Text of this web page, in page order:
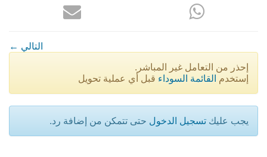
← التالي
إحذر من التعامل غير المباشر.
إستخدم القائمة السوداء قبل أي عملية تحويل
يجب عليك تسجيل الدخول حتى تتمكن من إضافة رد.